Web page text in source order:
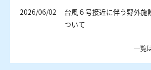
2026/06/02
台風６号接近に伴う野外施
ついて
一覧